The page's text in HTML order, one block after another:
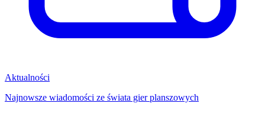
Aktualności
Najnowsze wiadomości ze świata gier planszowych